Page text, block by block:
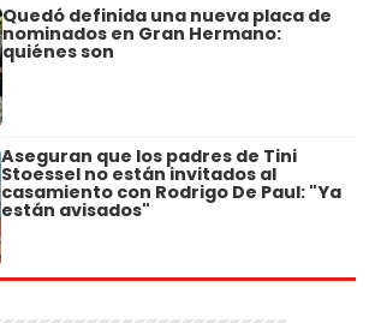
Quedó definida una nueva placa de
nominados en Gran Hermano:
quiénes son
Aseguran que los padres de Tini
Stoessel no están invitados al
casamiento con Rodrigo De Paul: "Ya
están avisados"